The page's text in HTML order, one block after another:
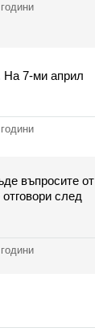
На 7-ми април
въпросите от
след